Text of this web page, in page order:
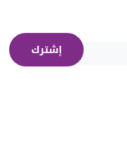
إشترك